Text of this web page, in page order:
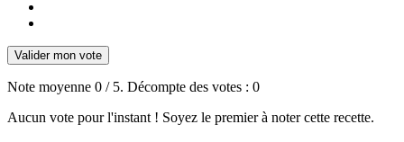
Valider mon vote
Note moyenne 0 / 5. Décompte des votes : 0
Aucun vote pour l'instant ! Soyez le premier à noter cette recette.